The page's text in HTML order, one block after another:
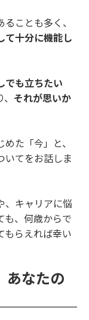
ことも多く、
て十分に機能し
でも立ちたい
それが思いか
た「今」と、
いてをお話しま
、キャリアに悩
も、何歳からで
もらえれば幸い
あなたの